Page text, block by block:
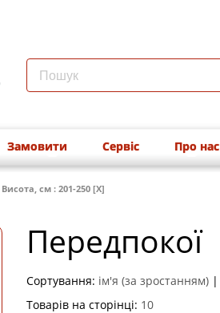
Замовити Сервіс Про нас
Висота, см : 201-250 [X]
Передпокої
Сортування: ім'я (за зростанням) |
Товарів на сторінці: 10